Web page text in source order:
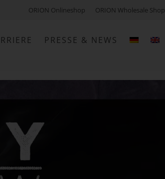
ORION Onlineshop ORION Wholesale Shop
PRESSE & NEWS